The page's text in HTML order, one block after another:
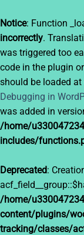
Notice: Function
incorrectly.
was triggered too
code in the plugin
should be loaded at
Debugging in
was added in
/home/
includes/
Deprecated:
/home/
content/plugins/
tracking/classes/